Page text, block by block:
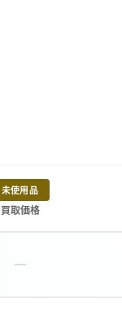
未使用品
買取価格
－